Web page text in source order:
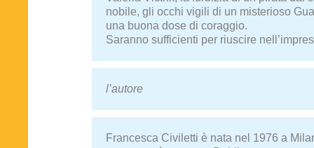
nobile, gli occhi vigili di un misterioso
una buona dose di coraggio.
Saranno sufficienti per riuscire
l’autore
Francesca Civiletti è nata nel 1976 a